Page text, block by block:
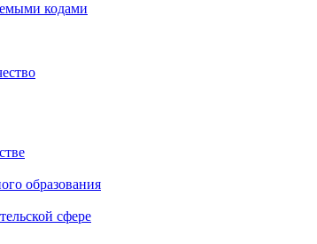
кодами
образования
сфере